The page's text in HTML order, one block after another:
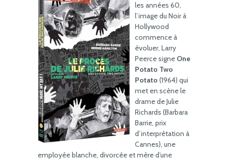
les années 60,
l’image du Noir à
Hollywood
commence à
évoluer, Larry
Peerce signe One
Potato Two
Potato (1964) qui
met en scène le
drame de Julie
Richards (Barbara
Barrie, prix
d’interprétation à
Cannes), une
employée blanche, divorcée et mère d’une